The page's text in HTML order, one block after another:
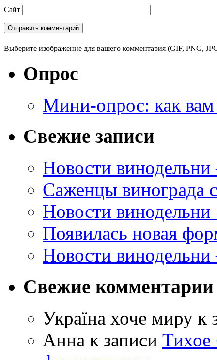
Сайт
Выберите изображение для вашего комментария (GIF, PNG,
Опрос
Мини-опрос: как вам
Свежие записи
Новости
Саженцы винограда
Новости
Появилась новая
Новости
Свежие комментарии
Україна хоче миру к
Анна к записи Тихое